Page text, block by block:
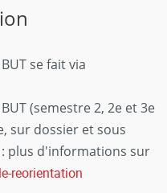
se fait via
(semestre 2, 2e et 3e
sur dossier et sous
plus d'informations sur
reorientation